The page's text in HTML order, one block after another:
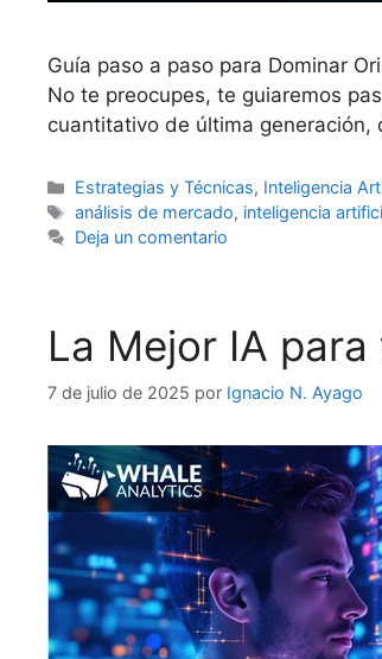
Guía paso a paso para Dominar
No te preocupes, te guiaremos
cuantitativo de última generación,
Categorías
Estrategias y Técnicas, Inteligencia
Etiquetas
análisis de mercado, inteligencia
Deja un comentario
La Mejor IA
7 de julio de 2025 por Ignacio N. Ayago